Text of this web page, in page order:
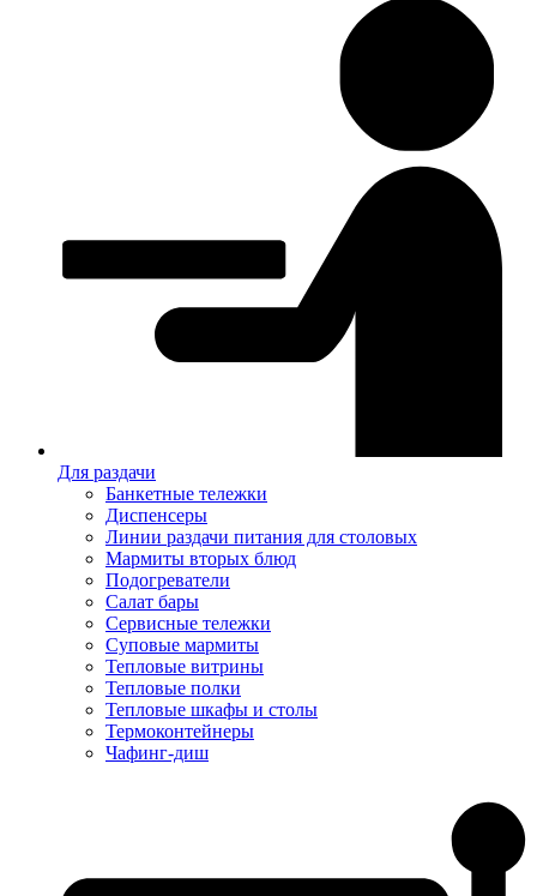
Для раздачи
Банкетные тележки
Диспенсеры
Линии раздачи питания для столовых
Мармиты вторых блюд
Подогреватели
Салат бары
Сервисные тележки
Суповые мармиты
Тепловые витрины
Тепловые полки
Тепловые шкафы и столы
Термоконтейнеры
Чафинг-диш